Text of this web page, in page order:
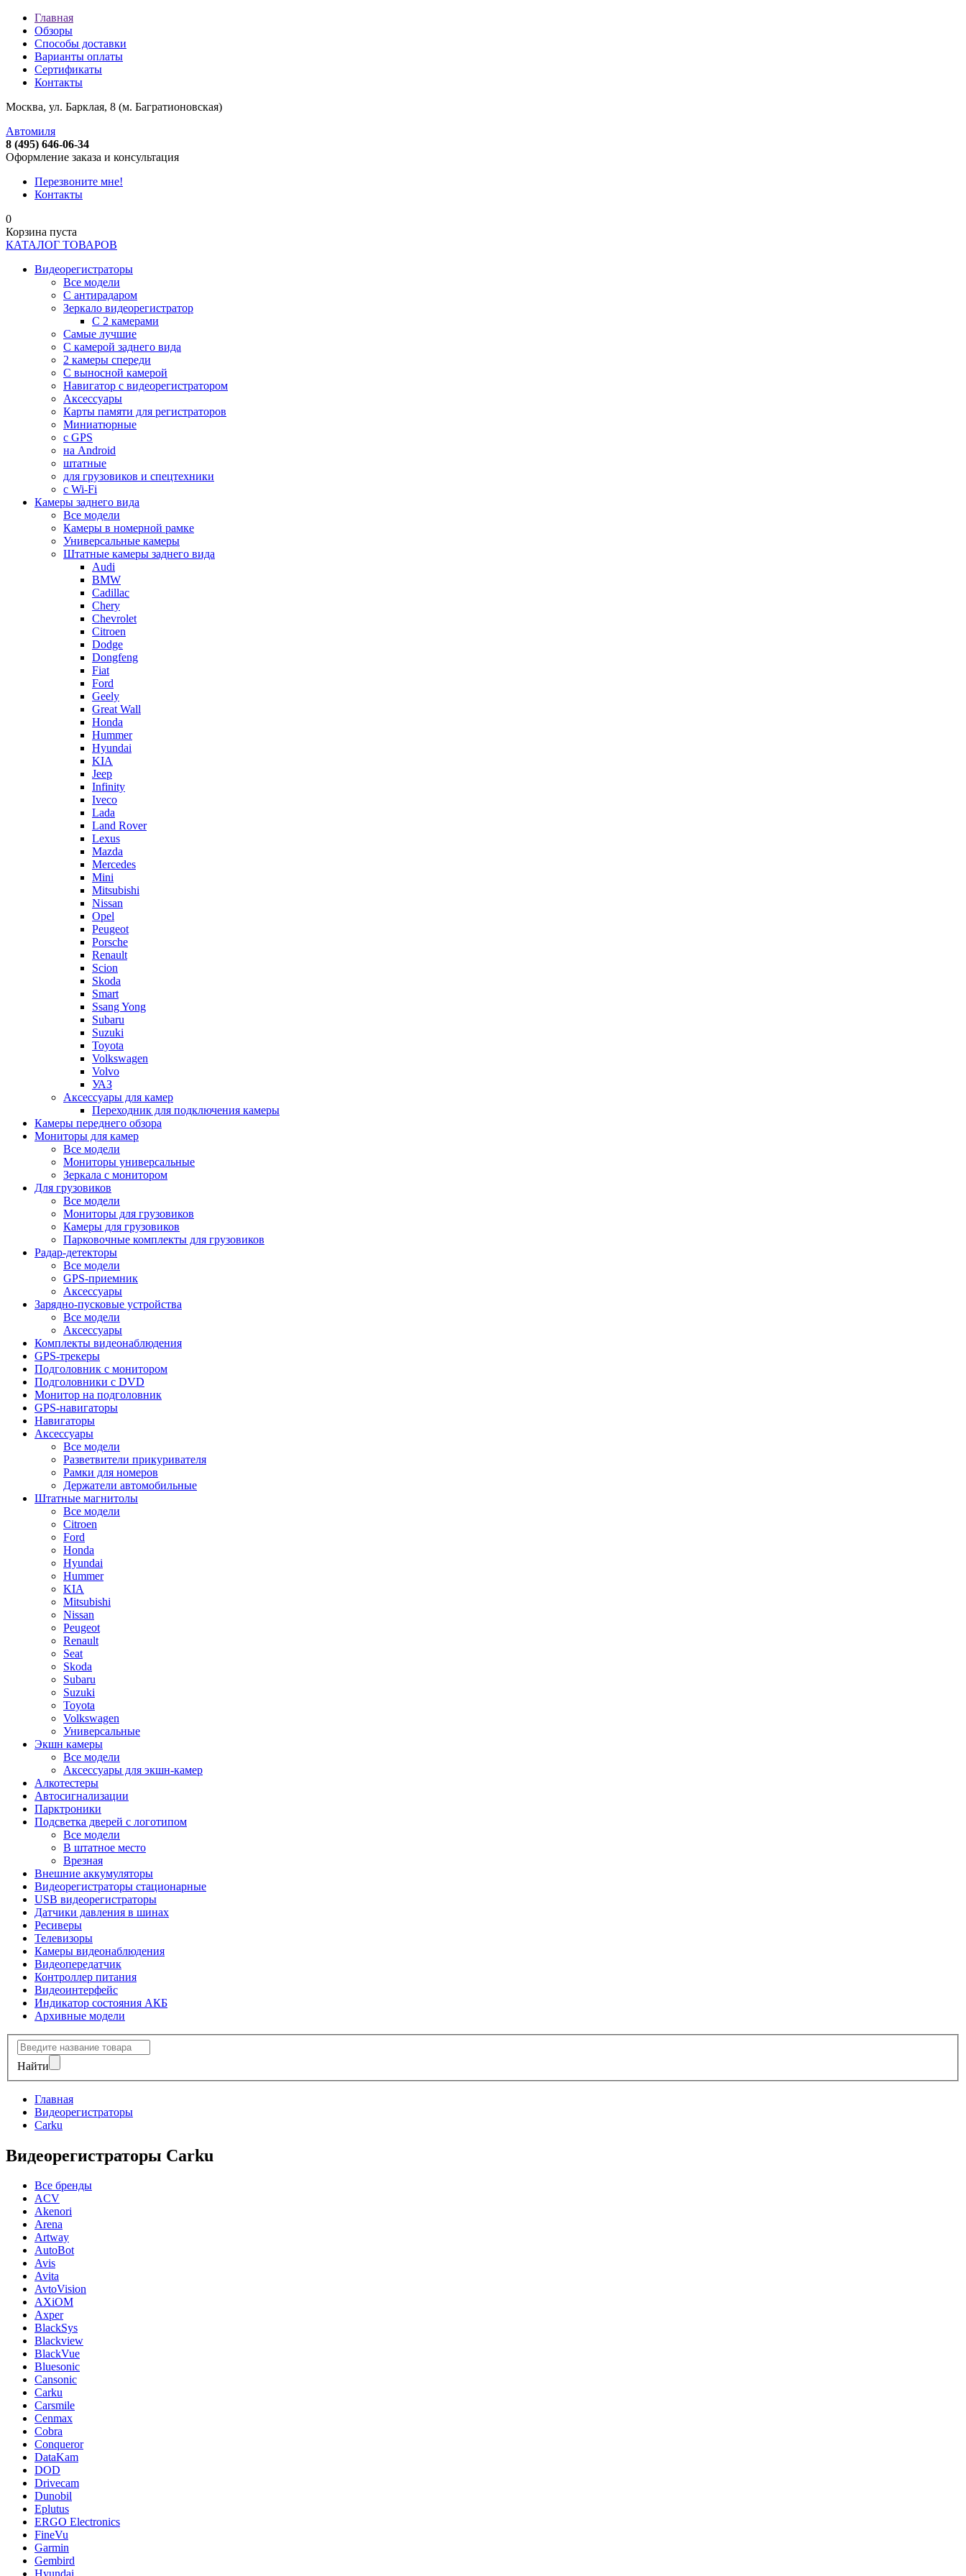
Главная
Обзоры
Способы доставки
Варианты оплаты
Сертификаты
Контакты
Москва, ул. Барклая, 8 (м. Багратионовская)
Автомиля
8 (495) 646-06-34
Оформление заказа и консультация
Перезвоните мне!
Контакты
0
Корзина пуста
КАТАЛОГ ТОВАРОВ
Видеорегистраторы
Все модели
C антирадаром
Зеркало видеорегистратор
С 2 камерами
Самые лучшие
С камерой заднего вида
2 камеры спереди
С выносной камерой
Навигатор с видеорегистратором
Аксессуары
Карты памяти для регистраторов
Миниатюрные
с GPS
на Android
штатные
для грузовиков и спецтехники
с Wi-Fi
Камеры заднего вида
Все модели
Камеры в номерной рамке
Универсальные камеры
Штатные камеры заднего вида
Audi
BMW
Cadillac
Chery
Chevrolet
Citroen
Dodge
Dongfeng
Fiat
Ford
Geely
Great Wall
Honda
Hummer
Hyundai
KIA
Jeep
Infinity
Iveco
Lada
Land Rover
Lexus
Mazda
Mercedes
Mini
Mitsubishi
Nissan
Opel
Peugeot
Porsche
Renault
Scion
Skoda
Smart
Ssang Yong
Subaru
Suzuki
Toyota
Volkswagen
Volvo
УАЗ
Аксессуары для камер
Переходник для подключения камеры
Камеры переднего обзора
Мониторы для камер
Все модели
Мониторы универсальные
Зеркала с монитором
Для грузовиков
Все модели
Мониторы для грузовиков
Камеры для грузовиков
Парковочные комплекты для грузовиков
Радар-детекторы
Все модели
GPS-приемник
Аксессуары
Зарядно-пусковые устройства
Все модели
Аксессуары
Комплекты видеонаблюдения
GPS-трекеры
Подголовник с монитором
Подголовники с DVD
Монитор на подголовник
GPS-навигаторы
Навигаторы
Аксессуары
Все модели
Разветвители прикуривателя
Рамки для номеров
Держатели автомобильные
Штатные магнитолы
Все модели
Citroen
Ford
Honda
Hyundai
Hummer
KIA
Mitsubishi
Nissan
Peugeot
Renault
Seat
Skoda
Subaru
Suzuki
Toyota
Volkswagen
Универсальные
Экшн камеры
Все модели
Аксессуары для экшн-камер
Алкотестеры
Автосигнализации
Парктроники
Подсветка дверей с логотипом
Все модели
В штатное место
Врезная
Внешние аккумуляторы
Видеорегистраторы стационарные
USB видеорегистраторы
Датчики давления в шинах
Ресиверы
Телевизоры
Камеры видеонаблюдения
Видеопередатчик
Контроллер питания
Видеоинтерфейс
Индикатор состояния АКБ
Архивные модели
Найти
Главная
Видеорегистраторы
Carku
Видеорегистраторы Carku
Все бренды
ACV
Akenori
Arena
Artway
AutoBot
Avis
Avita
AvtoVision
AXiOM
Axper
BlackSys
Blackview
BlackVue
Bluesonic
Cansonic
Carku
Carsmile
Cenmax
Cobra
Conqueror
DataKam
DOD
Drivecam
Dunobil
Eplutus
ERGO Electronics
FineVu
Garmin
Gembird